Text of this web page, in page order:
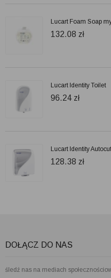
Lucart Foam Soap
132.08 zł
Lucart Identity Toilet
96.24 zł
Lucart Identity Autocut
128.38 zł
DOŁĄCZ DO NAS
śledź nas na mediach